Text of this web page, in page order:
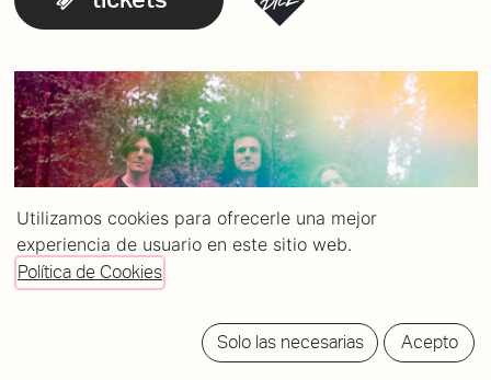
Utilizamos cookies para ofrecerle una mejor
experiencia de usuario en este sitio web.
Política de Cookies
Solo las necesarias Acepto